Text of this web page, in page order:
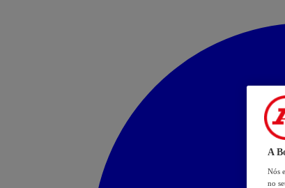
A
Nós
no